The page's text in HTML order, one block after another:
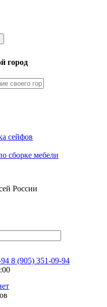
город
сейфов
сборке мебели
России
8 (905) 351-09-94